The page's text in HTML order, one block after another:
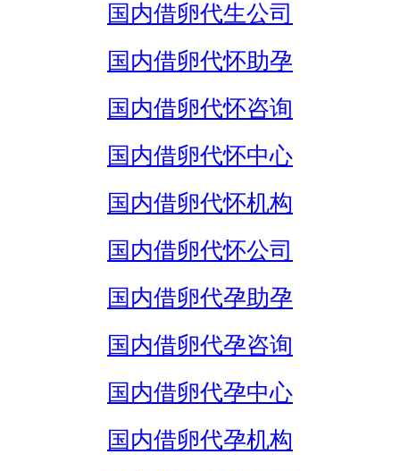
国内借卵代生公司
国内借卵代怀助孕
国内借卵代怀咨询
国内借卵代怀中心
国内借卵代怀机构
国内借卵代怀公司
国内借卵代孕助孕
国内借卵代孕咨询
国内借卵代孕中心
国内借卵代孕机构